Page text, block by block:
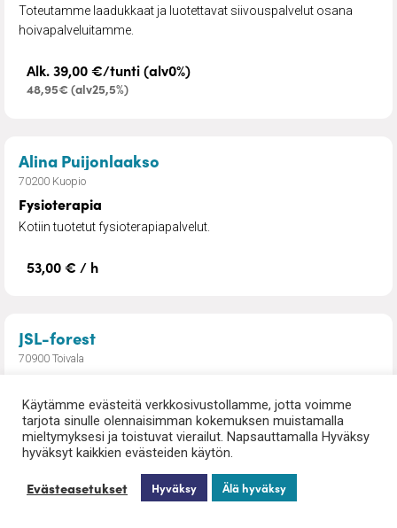
Toteutamme laadukkaat ja luotettavat siivouspalvelut osana
hoivapalveluitamme.
Alk. 39,00 €/tunti (alv0%)
48,95€ (alv25,5%)
Alina Puijonlaakso
70200 Kuopio
Fysioterapia
Kotiin tuotetut fysioterapiapalvelut.
53,00 € / h
JSL-forest– Kuivaa koivuklapia kotiin tuotuna
70900 Toivala
Polttopuuta kotiin kuljetettuna Kuopioon ja Siilinjärvelle ja Koillis-
Savoon.
95,00 € / heittokuutio koivuklapia
Käytämme evästeitä verkkosivustollamme, jotta voimme
tarjota sinulle olennaisimman kokemuksen muistamalla
mieltymyksesi ja toistuvat vierailut. Napsauttamalla Hyväksy
hyväksyt kaikkien evästeiden käytön.
Evästeasetukset Hyväksy Älä hyväksy